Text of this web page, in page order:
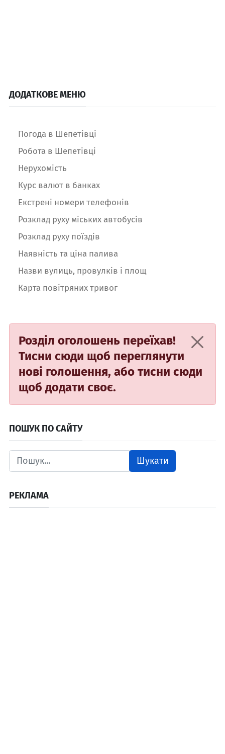
ДОДАТКОВЕ МЕНЮ
Погода в Шепетівці
Робота в Шепетівці
Нерухомість
Курс валют в банках
Екстрені номери телефонів
Розклад руху міських автобусів
Розклад руху поїздів
Наявність та ціна палива
Назви вулиць, провулків і площ
Карта повітряних тривог
Розділ оголошень переїхав!
Тисни сюди щоб переглянути
нові голошення, або тисни сюди
щоб додати своє.
ПОШУК ПО САЙТУ
Шукати
РЕКЛАМА